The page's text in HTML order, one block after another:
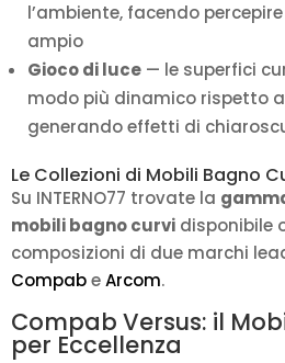
l’ambiente, facendo
ampio
Gioco di luce — le superfici
modo più dinamico rispetto
generando effetti di
Le Collezioni di Mobili Bagno
Su INTERNO77 trovate la
mobili bagno curvi disponibile
composizioni di due marchi
CompabeArcom.
Compab Versus: il
per Eccellenza